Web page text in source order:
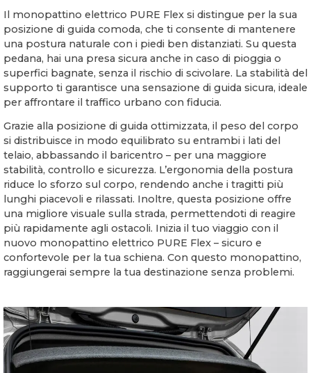
Il monopattino elettrico PURE Flex si distingue per la sua
posizione di guida comoda, che ti consente di mantenere
una postura naturale con i piedi ben distanziati. Su questa
pedana, hai una presa sicura anche in caso di pioggia o
superfici bagnate, senza il rischio di scivolare. La stabilità del
supporto ti garantisce una sensazione di guida sicura, ideale
per affrontare il traffico urbano con fiducia.
Grazie alla posizione di guida ottimizzata, il peso del corpo
si distribuisce in modo equilibrato su entrambi i lati del
telaio, abbassando il baricentro – per una maggiore
stabilità, controllo e sicurezza. L’ergonomia della postura
riduce lo sforzo sul corpo, rendendo anche i tragitti più
lunghi piacevoli e rilassati. Inoltre, questa posizione offre
una migliore visuale sulla strada, permettendoti di reagire
più rapidamente agli ostacoli. Inizia il tuo viaggio con il
nuovo monopattino elettrico PURE Flex – sicuro e
confortevole per la tua schiena. Con questo monopattino,
raggiungerai sempre la tua destinazione senza problemi.